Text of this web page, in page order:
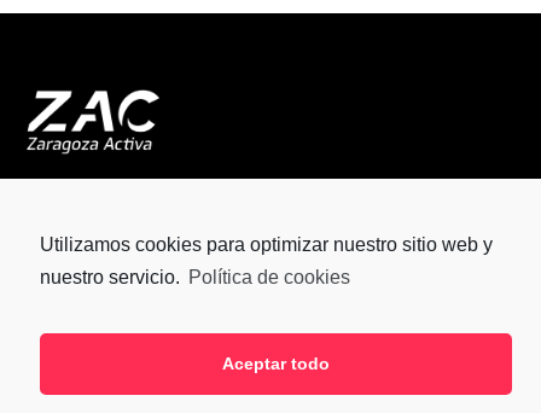
Utilizamos cookies para optimizar nuestro sitio web y
nuestro servicio. Política de cookies
Aceptar todo
BLU